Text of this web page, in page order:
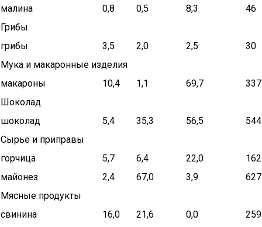
малина
0,8 0,5 8,3
46
Грибы
грибы
3,5 2,0 2,5
30
Мука и макаронные изделия
макароны
10,4 1,1 69,7
337
Шоколад
шоколад
5,4 35,3 56,5
544
Сырье и приправы
горчица
5,7 6,4 22,0
162
майонез
2,4 67,0 3,9
627
Мясные продукты
свинина
16,0 21,6 0,0
259